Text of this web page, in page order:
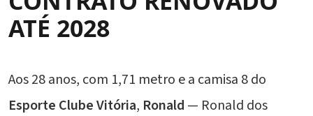
ATÉ 2028
Aos 28 anos, com 1,71 metro e a camisa 8 do
Esporte Clube Vitória, Ronald — Ronald dos